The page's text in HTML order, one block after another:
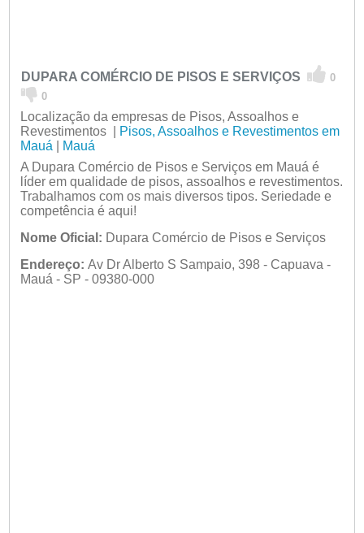
DUPARA COMÉRCIO DE PISOS E SERVIÇOS
0
0
Localização da empresas de Pisos, Assoalhos e
Revestimentos |
Pisos, Assoalhos e Revestimentos em
Mauá
Mauá
A Dupara Comércio de Pisos e Serviços em Mauá é
líder em qualidade de pisos, assoalhos e revestimentos.
Trabalhamos com os mais diversos tipos. Seriedade e
competência é aqui!
Nome Oficial: Dupara Comércio de Pisos e Serviços
Endereço: Av Dr Alberto S Sampaio, 398 - Capuava -
Mauá - SP - 09380-000